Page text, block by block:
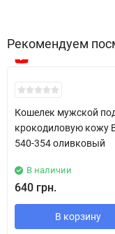
Рекомендуем
Кошелек мужской
крокодиловую кожу
540-354 оливковый
В наличии
640 грн.
В корзину